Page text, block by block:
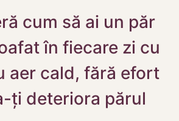
cum să ai un păr
în fiecare zi cu
aer cald, fără efort
ți deteriora părul